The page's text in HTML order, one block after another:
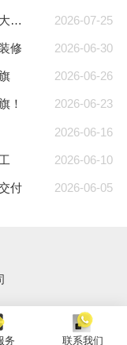
2026-07-25
耀启新程！中导光电办公楼设计装修盛大开工
2026-06-30
修
2026-06-26
2026-06-23
！
2026-06-16
2026-06-10
2026-06-05
付
务 联系我们